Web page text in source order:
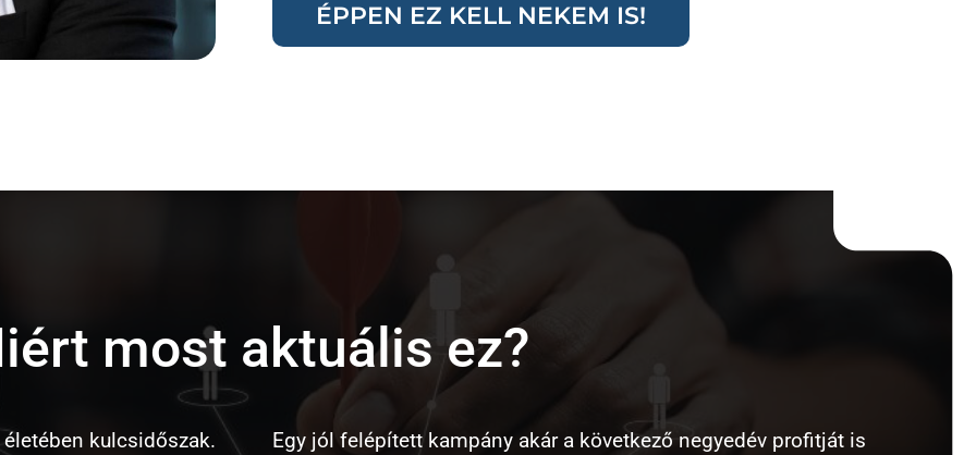
ÉPPEN EZ KELL NEKEM IS!
most aktuális ez?
kulcsidőszak.
Egy jól felépített kampány akár a következő negyedév profitját is